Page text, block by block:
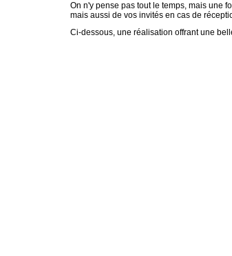
On n'y pense pas tout le temps, mais une
mais aussi de vos invités en cas de
Ci-dessous, une réalisation offrant une